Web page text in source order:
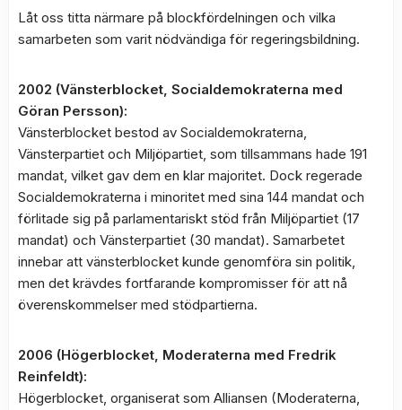
Låt oss titta närmare på blockfördelningen och vilka
samarbeten som varit nödvändiga för regeringsbildning.
2002 (Vänsterblocket, Socialdemokraterna med
Göran Persson):
Vänsterblocket bestod av Socialdemokraterna,
Vänsterpartiet och Miljöpartiet, som tillsammans hade 191
mandat, vilket gav dem en klar majoritet. Dock regerade
Socialdemokraterna i minoritet med sina 144 mandat och
förlitade sig på parlamentariskt stöd från Miljöpartiet (17
mandat) och Vänsterpartiet (30 mandat). Samarbetet
innebar att vänsterblocket kunde genomföra sin politik,
men det krävdes fortfarande kompromisser för att nå
överenskommelser med stödpartierna.
2006 (Högerblocket, Moderaterna med Fredrik
Reinfeldt):
Högerblocket, organiserat som Alliansen (Moderaterna,